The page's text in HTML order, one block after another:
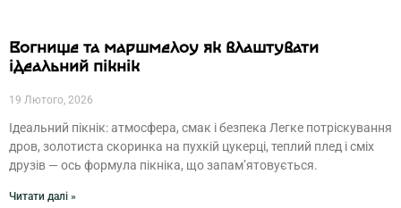
Вогнище та маршмелоу як влаштувати
ідеальний пікнік
19 Лютого, 2026
Ідеальний пікнік: атмосфера, смак і безпека Легке потріскування
дров, золотиста скоринка на пухкій цукерці, теплий плед і сміх
друзів — ось формула пікніка, що запам’ятовується.
Читати далі »